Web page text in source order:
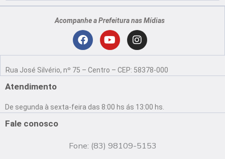
Acompanhe a Prefeitura nas Mídias
F
c
o
o
Y
u
b
e
I
n
s
g
r
Rua José Silvério, nº 75 – Centro – CEP: 58378-000
Atendimento
De segunda à sexta-feira das 8:00 hs ás 13:00 hs.
Fale conosco
Fone: (83) 98109-5153